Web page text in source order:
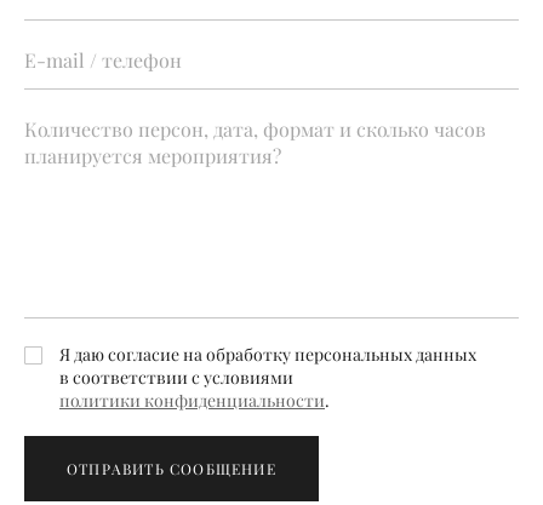
Я даю согласие на обработку персональных данных
в соответствии с условиями
политики конфиденциальности.
ОТПРАВИТЬ СООБЩЕНИЕ